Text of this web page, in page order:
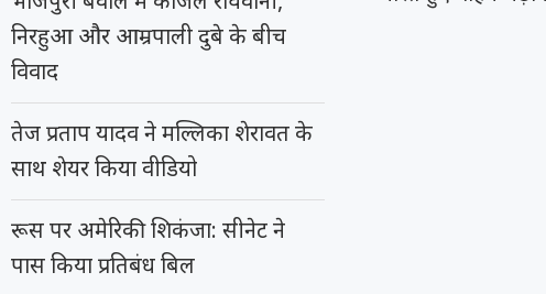
निरहुआ और आम्रपाली दुबे के बीच
विवाद
तेज प्रताप यादव ने मल्लिका शेरावत के
साथ शेयर किया वीडियो
रूस पर अमेरिकी शिकंजा: सीनेट ने
पास किया प्रतिबंध बिल